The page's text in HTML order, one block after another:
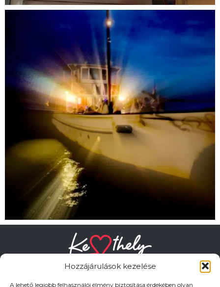
Hozzájárulások kezelése
A lehető legjobb felhasználói élmény biztosítása érdekében olyan